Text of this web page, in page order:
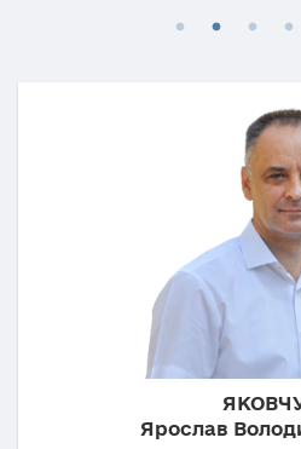
Ярослав